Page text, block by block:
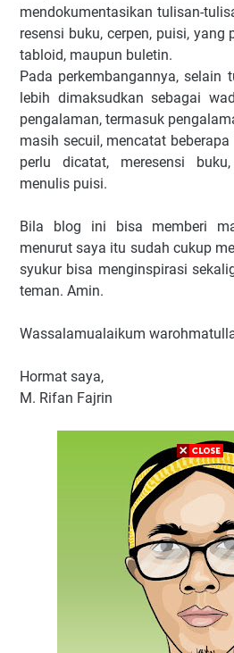
mendokumentasikan tulisan-
resensi buku, cerpen, puisi, yang
tabloid, maupun buletin.
Pada perkembangannya, selain
lebih dimaksudkan sebagai
pengalaman, termasuk
masih secuil, mencatat
perlu dicatat, meresensi
menulis puisi.
Bila blog ini bisa memberi
menurut saya itu sudah cukup
syukur bisa menginspirasi
teman. Amin.
Wassalamualaikum
Hormat saya,
M. Rifan Fajrin